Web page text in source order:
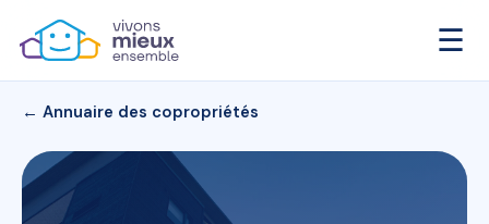
☰
← Annuaire des copropriétés